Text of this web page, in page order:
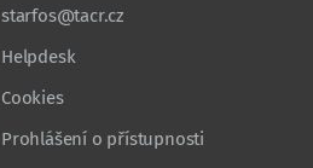
starfos@tacr.cz
Helpdesk
Cookies
Prohlášení o přístupnosti